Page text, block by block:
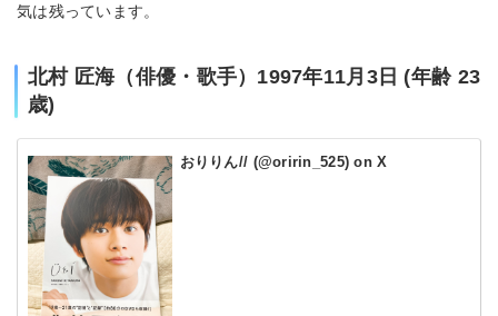
気は残っています。
北村 匠海（俳優・歌手）1997年11月3日 (年齢 23
歳)
おりりん// (@oririn_525) on X